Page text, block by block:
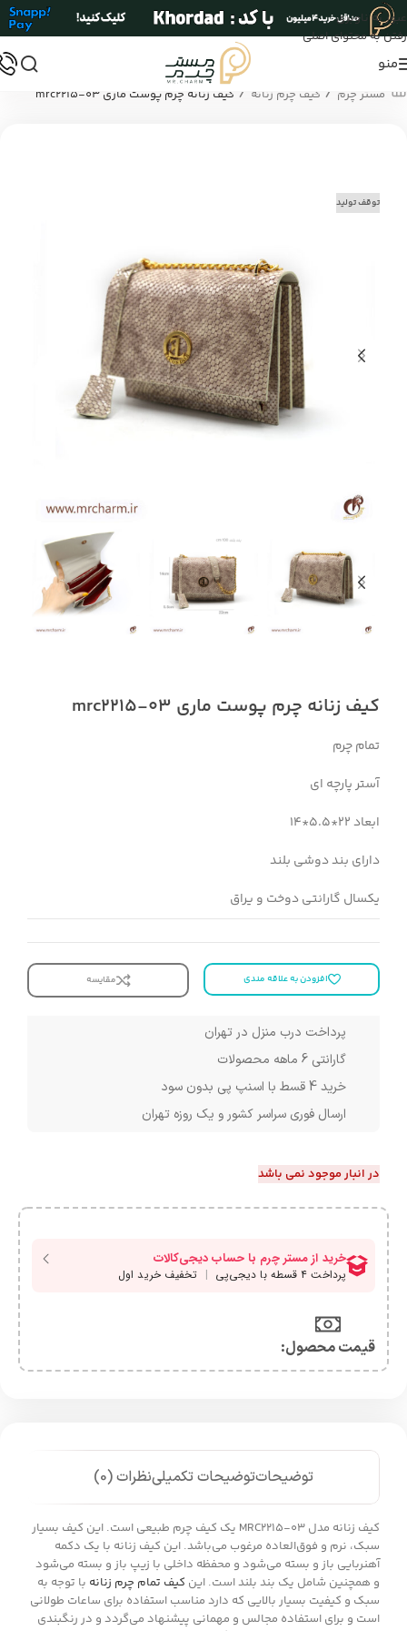
عبور به ناوبری
رفتن به محتوای اصلی
منو
مستر چرم / کیف چرم زنانه / کیف زنانه چرم پوست ماری mrc2215-03
توقف تولید
کیف زنانه چرم پوست ماری mrc2215-03
تمام چرم
آستر پارچه ای
ابعاد 22*5.5*14
دارای بند دوشی بلند
یکسال گارانتی دوخت و یراق
افزودن به علاقه مندی مقایسه
پرداخت درب منزل در تهران
گارانتی 6 ماهه محصولات
خرید 4 قسط با اسنپ پی بدون سود
ارسال فوری سراسر کشور و یک روزه تهران
در انبار موجود نمی باشد
قیمت محصول:​
توضیحاتتوضیحات تکمیلینظرات (0)
کیف زنانه مدل MRC2215-03 یک کیف چرم طبیعی است. این کیف بسیار
سبک، نرم و فوق‌العاده مرغوب می‌باشد. این کیف زنانه با یک دکمه
آهنربایی باز و بسته می‌شود و محفظه داخلی با زیپ باز و بسته می‌شود
و همچنین شامل یک بند بلند است. این کیف تمام چرم زنانه با توجه به
سبک و کیفیت بسیار بالایی که دارد مناسب استفاده برای ساعات طولانی
است و برای استفاده مجالس و مهمانی پیشنهاد می‌گردد و در رنگبندی